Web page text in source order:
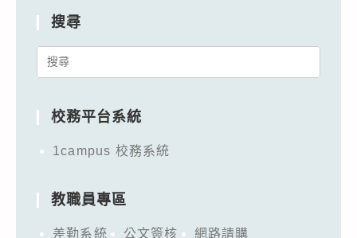
搜尋
Search
校務平台系統
1campus 校務系統
教職員專區
差勤系統 公文簽核
網路請購